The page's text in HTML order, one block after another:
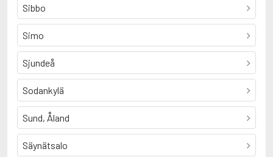
Sibbo
Simo
Sjundeå
Sodankylä
Sund, Åland
Säynätsalo